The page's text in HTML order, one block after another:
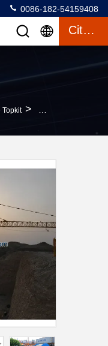
0086-182-54159408
Citation
Topkit > QTZ7030 Types